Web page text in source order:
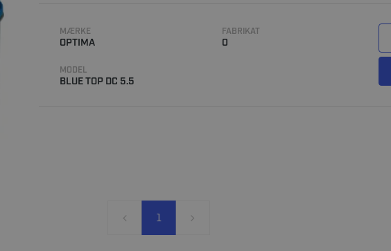
MÆRKE
OPTIMA
FABRIKAT
0
MODEL
BLUE TOP DC 5.5
1